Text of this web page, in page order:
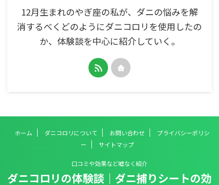
12月生まれのやぎ座の私が、ダニの悩みを解
消するべくどのようにダニコロリを使用したの
か、体験談を中心に紹介していく。
ホーム ダニコロリについて お問い合わせ
プライバシーポリシ
ー
サイトマップ
口コミや効果など嘘なく紹介
ダニコロリの体験談｜ダニ捕りシートの効